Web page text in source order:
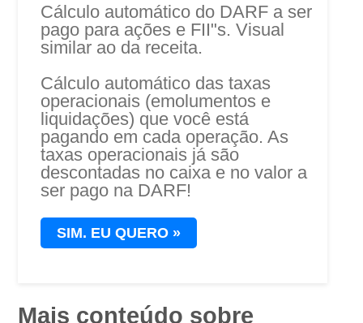
Cálculo automático do DARF a ser
pago para ações e FII"s. Visual
similar ao da receita.
Cálculo automático das taxas
operacionais (emolumentos e
liquidações) que você está
pagando em cada operação. As
taxas operacionais já são
descontadas no caixa e no valor a
ser pago na DARF!
SIM. EU QUERO »
Mais conteúdo sobre